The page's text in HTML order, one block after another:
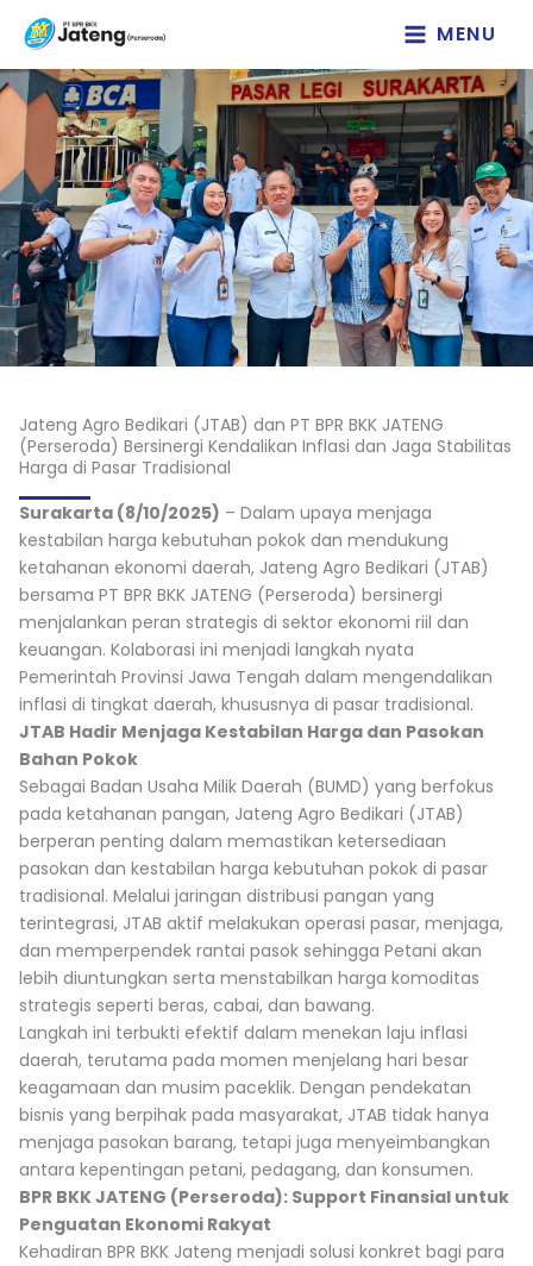
Lewati
konten
MENU
Jateng Agro Bedikari (JTAB) dan PT BPR BKK JATENG
(Perseroda) Bersinergi Kendalikan Inflasi dan Jaga Stabilitas
Harga di Pasar Tradisional
Surakarta (8/10/2025) – Dalam upaya menjaga
kestabilan harga kebutuhan pokok dan mendukung
ketahanan ekonomi daerah, Jateng Agro Bedikari (JTAB)
bersama PT BPR BKK JATENG (Perseroda) bersinergi
menjalankan peran strategis di sektor ekonomi riil dan
keuangan. Kolaborasi ini menjadi langkah nyata
Pemerintah Provinsi Jawa Tengah dalam mengendalikan
inflasi di tingkat daerah, khususnya di pasar tradisional.
JTAB Hadir Menjaga Kestabilan Harga dan Pasokan
Bahan Pokok
Sebagai Badan Usaha Milik Daerah (BUMD) yang berfokus
pada ketahanan pangan, Jateng Agro Bedikari (JTAB)
berperan penting dalam memastikan ketersediaan
pasokan dan kestabilan harga kebutuhan pokok di pasar
tradisional. Melalui jaringan distribusi pangan yang
terintegrasi, JTAB aktif melakukan operasi pasar, menjaga,
dan memperpendek rantai pasok sehingga Petani akan
lebih diuntungkan serta menstabilkan harga komoditas
strategis seperti beras, cabai, dan bawang.
Langkah ini terbukti efektif dalam menekan laju inflasi
daerah, terutama pada momen menjelang hari besar
keagamaan dan musim paceklik. Dengan pendekatan
bisnis yang berpihak pada masyarakat, JTAB tidak hanya
menjaga pasokan barang, tetapi juga menyeimbangkan
antara kepentingan petani, pedagang, dan konsumen.
BPR BKK JATENG (Perseroda): Support Finansial untuk
Penguatan Ekonomi Rakyat
Kehadiran BPR BKK Jateng menjadi solusi konkret bagi para